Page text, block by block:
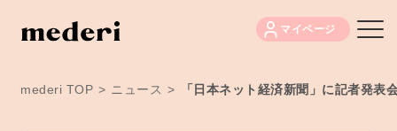
マイページ
mederi TOP > ニュース > 「日本ネット経済新聞」に記者発表